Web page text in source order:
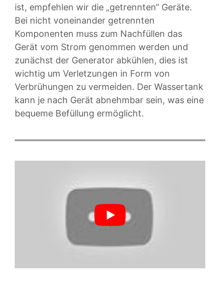
ist, empfehlen wir die „getrennten“ Geräte.
Bei nicht voneinander getrennten
Komponenten muss zum Nachfüllen das
Gerät vom Strom genommen werden und
zunächst der Generator abkühlen, dies ist
wichtig um Verletzungen in Form von
Verbrühungen zu vermeiden. Der Wassertank
kann je nach Gerät abnehmbar sein, was eine
bequeme Befüllung ermöglicht.